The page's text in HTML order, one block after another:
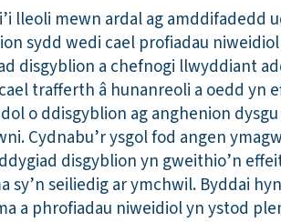
lleoli mewn ardal ag
sydd wedi cael profiadau
disgyblion a chefnogi llwyddiant
trafferth â hunanreoli a oedd yn
o ddisgyblion ag anghenion
Cydnabu’r ysgol fod angen
disgyblion yn gweithio’n
sy’n seiliedig ar ymchwil. Byddai
a phrofiadau niweidiol yn ystod